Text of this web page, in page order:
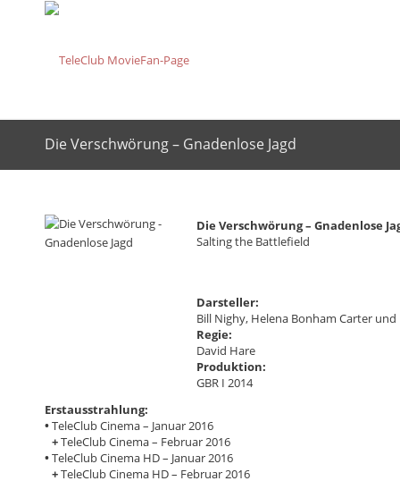
Die Verschwörung – Gnadenlose Jagd
Die Verschwörung – Gnadenlose
Salting the Battlefield
Darsteller:
Bill Nighy, Helena Bonham Carter und
Regie:
David Hare
Produktion:
GBR I 2014
Erstausstrahlung:
•TeleClub Cinema – Januar 2016
+TeleClub Cinema – Februar 2016
•TeleClub Cinema HD – Januar 2016
+TeleClub Cinema HD – Februar 2016